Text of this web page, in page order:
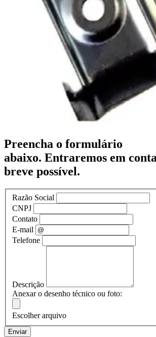
Preencha o formulário
abaixo. Entraremos em
breve possível.
Razão Social
CNPJ
Contato
E-mail
Telefone
Descrição
Anexar o desenho técnico ou foto:
Escolher arquivo
Enviar